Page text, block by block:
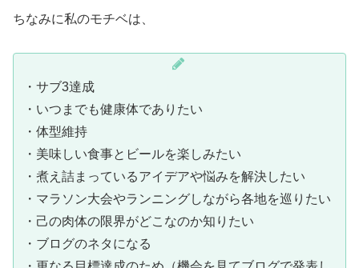
ちなみに私のモチベは、
・サブ3達成
・いつまでも健康体でありたい
・体型維持
・美味しい食事とビールを楽しみたい
・煮え詰まっているアイデアや悩みを解決したい
・マラソン大会やランニングしながら各地を巡りたい
・己の肉体の限界がどこなのか知りたい
・ブログのネタになる